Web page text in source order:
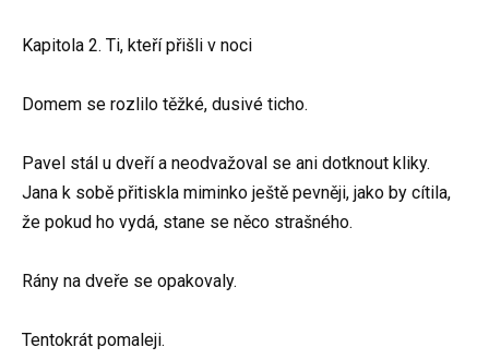
Kapitola 2. Ti, kteří přišli v noci
Domem se rozlilo těžké, dusivé ticho.
Pavel stál u dveří a neodvažoval se ani dotknout kliky.
Jana k sobě přitiskla miminko ještě pevněji, jako by cítila,
že pokud ho vydá, stane se něco strašného.
Rány na dveře se opakovaly.
Tentokrát pomaleji.